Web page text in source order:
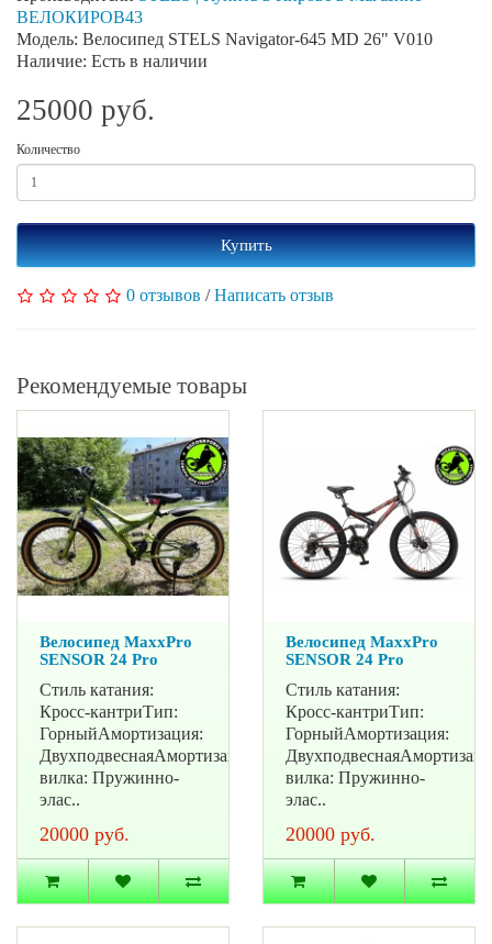
ВЕЛОКИРОВ43
Модель: Велосипед STELS Navigator-645 MD 26" V010
Наличие: Есть в наличии
25000 руб.
Количество
Купить
0 отзывов /Написать отзыв
Рекомендуемые товары
Велосипед MaxxPro
SENSOR 24 Pro
Стиль катания:
Кросс-кантриТип:
ГорныйАмортизация:
ДвухподвеснаяАмортизационная
вилка: Пружинно-
элас..
20000 руб.
Велосипед MaxxPro
SENSOR 24 Pro
Стиль катания:
Кросс-кантриТип:
ГорныйАмортизация:
вилка: Пружинно-
элас..
20000 руб.